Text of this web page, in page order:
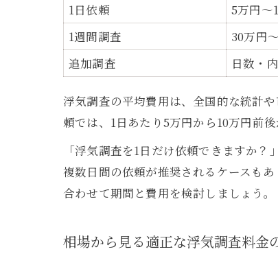
1日依頼
5万円〜
1週間調査
30万円
追加調査
日数・
浮気調査の平均費用は、全国的な統計
頼では、1日あたり5万円から10万円前
「浮気調査を1日だけ依頼できますか
複数日間の依頼が推奨されるケースも
合わせて期間と費用を検討しましょう。
相場から見る適正な浮気調査料金